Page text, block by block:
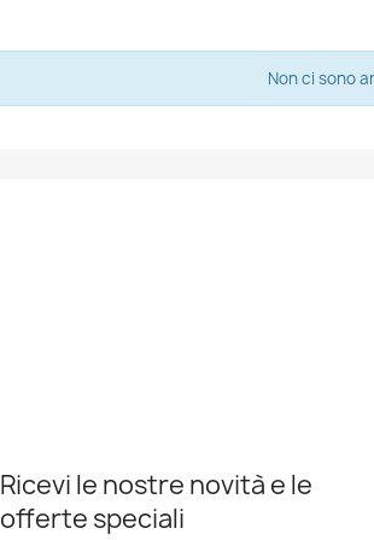
Non ci sono
Ricevi le nostre novità e le
offerte speciali